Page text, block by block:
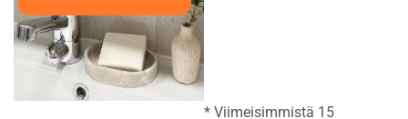
* Viimeisimmistä 15